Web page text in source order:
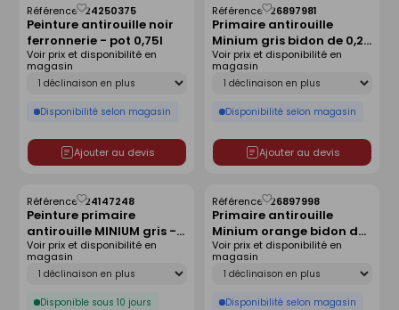
Peinture antirouille noir
ferronnerie - pot 0,75l
Référence :24250375
Déclinaison
Disponibilité selon magasin
Voir prix et disponibilité en
magasin
Ajouter au devis
Enregistrer
comme
liste
Primaire antirouille
Minium gris bidon de 0,25
litre
Référence :26897981
Déclinaison
Disponibilité selon magasin
Voir prix et disponibilité en
magasin
Ajouter au devis
Enregistrer
comme
liste
Peinture primaire
antirouille MINIUM gris -
pot de 0,5l
Référence :24147248
Déclinaison
Disponible sous 10 jours
Voir prix et disponibilité en
magasin
Enregistrer
comme
liste
Primaire antirouille
Minium orange bidon de
0,25 litre
Référence :26897998
Déclinaison
Disponibilité selon magasin
Voir prix et disponibilité en
magasin
Enregistrer
comme
liste